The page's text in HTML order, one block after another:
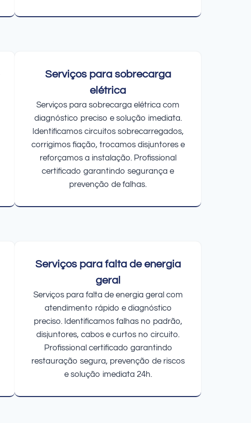
Serviços para sobrecarga
elétrica
Serviços para sobrecarga elétrica com
diagnóstico preciso e solução imediata.
Identificamos circuitos sobrecarregados,
corrigimos fiação, trocamos disjuntores e
reforçamos a instalação. Profissional
certificado garantindo segurança e
prevenção de falhas.
Serviços para falta de energia
geral
Serviços para falta de energia geral com
atendimento rápido e diagnóstico
preciso. Identificamos falhas no padrão,
disjuntores, cabos e curtos no circuito.
Profissional certificado garantindo
restauração segura, prevenção de riscos
e solução imediata 24h.